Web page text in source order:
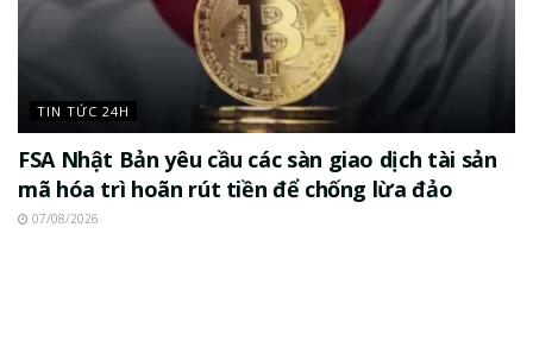
TIN TỨC 24H
FSA Nhật Bản yêu cầu các sàn giao dịch tài sản
mã hóa trì hoãn rút tiền để chống lừa đảo
07/08/2026